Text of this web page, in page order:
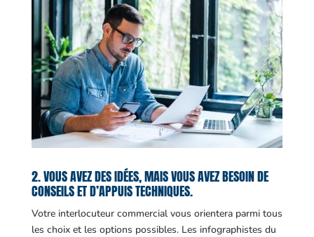
2. VOUS AVEZ DES IDÉES, MAIS VOUS AVEZ BESOIN DE
CONSEILS ET D’APPUIS TECHNIQUES.
Votre interlocuteur commercial vous orientera parmi tous
les choix et les options possibles. Les infographistes du